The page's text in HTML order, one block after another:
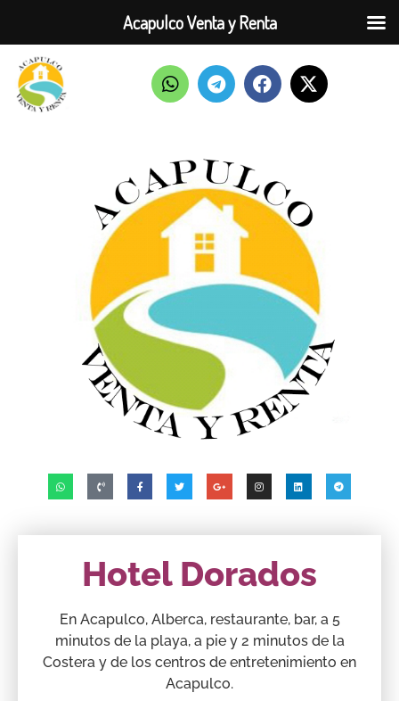
Hotel Dorados
En Acapulco, Alberca, restaurante, bar, a 5
minutos de la playa, a pie y 2 minutos de la
Costera y de los centros de entretenimiento en
Acapulco.
Acapulco Venta y Renta